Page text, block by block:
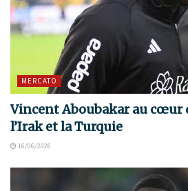
MERCATO
Vincent Aboubakar au cœur
l’Irak et la Turquie
16/06/2026